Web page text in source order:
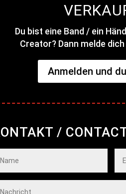
Du bist eine Band / ein
Creator? Dann melde
Anmelden und
/